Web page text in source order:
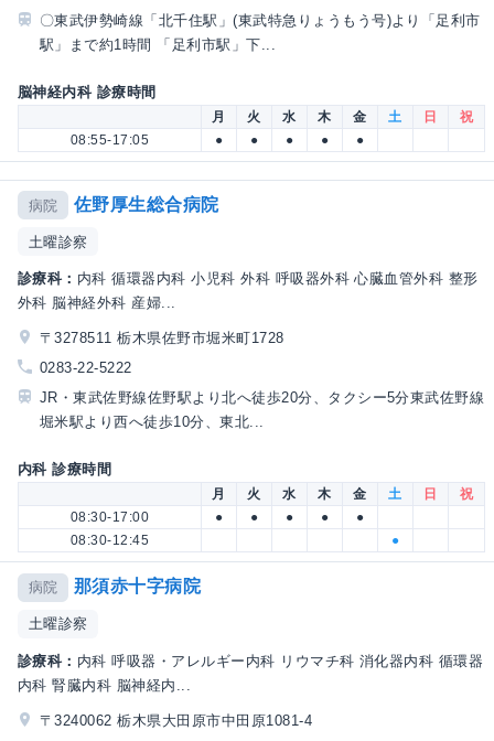
〇東武伊勢崎線「北千住駅」(東武特急りょうもう号)より「足利市
駅」まで約1時間 「足利市駅」下...
脳神経内科 診療時間
月 火 水 木 金 土 日
祝
08:55-17:05
● ● ● ● ●
病院 佐野厚生総合病院
土曜診察
診療科： 内科 循環器内科 小児科 外科 呼吸器外科 心臓血管外科 整形
外科 脳神経外科 産婦...
〒3278511 栃木県佐野市堀米町1728
0283-22-5222
JR・東武佐野線佐野駅より北へ徒歩20分、タクシー5分東武佐野線
堀米駅より西へ徒歩10分、東北...
内科 診療時間
月 火 水 木 金 土 日
祝
08:30-17:00
● ● ● ●
●
08:30-12:45
●
病院 那須赤十字病院
土曜診察
診療科： 内科 呼吸器・アレルギー内科 リウマチ科 消化器内科 循環器
内科 腎臓内科 脳神経内...
〒3240062 栃木県大田原市中田原1081-4